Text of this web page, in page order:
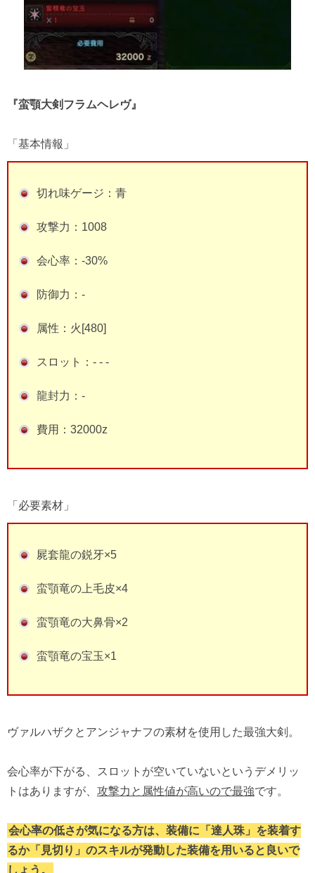
『蛮顎大剣フラムヘレヴ』
「基本情報」
切れ味ゲージ：青
攻撃力：1008
会心率：-30%
防御力：-
属性：火[480]
スロット：- - -
龍封力：-
費用：32000z
「必要素材」
屍套龍の鋭牙×5
蛮顎竜の上毛皮×4
蛮顎竜の大鼻骨×2
蛮顎竜の宝玉×1
ヴァルハザクとアンジャナフの素材を使用した最強大剣。
会心率が下がる、スロットが空いていないというデメリッ
トはありますが、 攻撃力と属性値が高いので最強です。
会心率の低さが気になる方は、装備に「達人珠」を装着す
るか「見切り」のスキルが発動した装備を用いると良いで
しょう。